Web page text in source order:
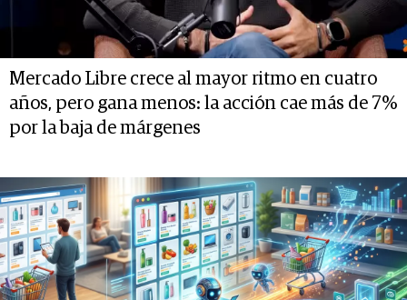
Mercado Libre crece al mayor ritmo en cuatro
años, pero gana menos: la acción cae más de 7%
por la baja de márgenes